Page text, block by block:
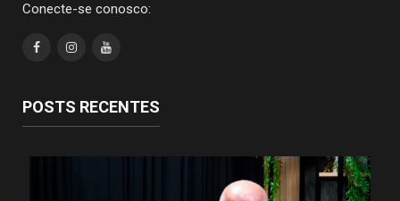
Conecte-se conosco:
POSTS RECENTES